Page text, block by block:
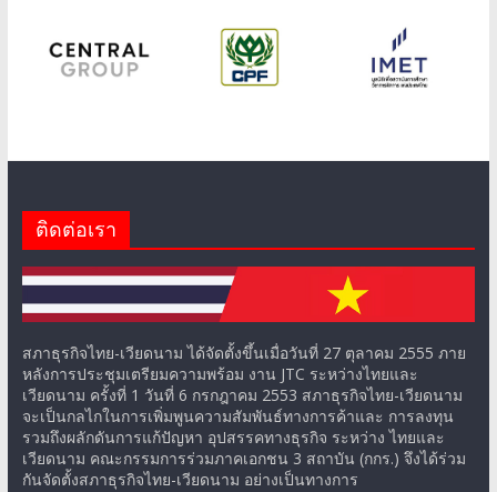
ติดต่อเรา
สภาธุรกิจไทย-เวียดนาม ได้จัดตั้งขึ้นเมื่อวันที่ 27 ตุลาคม 2555 ภาย
หลังการประชุมเตรียมความพร้อม งาน JTC ระหว่างไทยและ
เวียดนาม ครั้งที่ 1 วันที่ 6 กรกฎาคม 2553 สภาธุรกิจไทย-เวียดนาม
จะเป็นกลไกในการเพิ่มพูนความสัมพันธ์ทางการค้าและ การลงทุน
รวมถึงผลักดันการแก้ปัญหา อุปสรรคทางธุรกิจ ระหว่าง ไทยและ
เวียดนาม คณะกรรมการร่วมภาคเอกชน 3 สถาบัน (กกร.) จึงได้ร่วม
กันจัดตั้งสภาธุรกิจไทย-เวียดนาม อย่างเป็นทางการ